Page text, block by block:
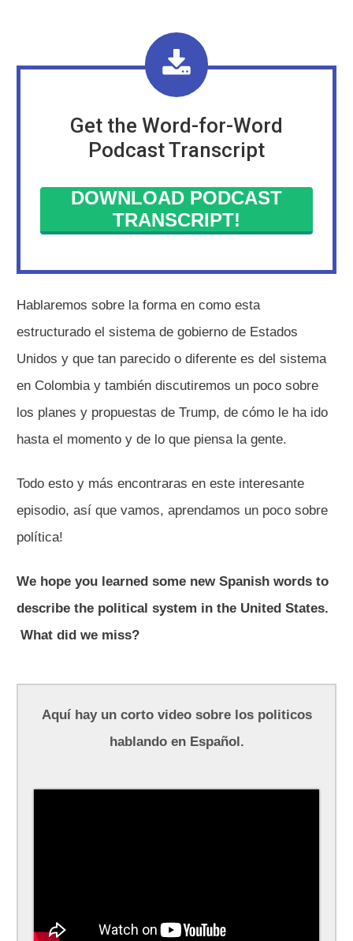
Get the Word-for-Word
Podcast Transcript
DOWNLOAD PODCAST
TRANSCRIPT!
Hablaremos sobre la forma en como esta
estructurado el sistema de gobierno de Estados
Unidos y que tan parecido o diferente es del sistema
en Colombia y también discutiremos un poco sobre
los planes y propuestas de Trump, de cómo le ha ido
hasta el momento y de lo que piensa la gente.
Todo esto y más encontraras en este interesante
episodio, así que vamos, aprendamos un poco sobre
política!
We hope you learned some new Spanish words to
describe the political system in the United States.
What did we miss?
Aquí hay un corto video sobre los politicos
hablando en Español.